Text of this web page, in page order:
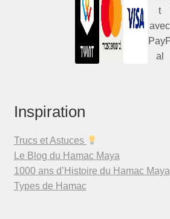
Inspiration
Trucs et Astuces
Le Blog du Hamac Maya
1000 ans d’Histoire du Hamac Maya
Types de Hamac